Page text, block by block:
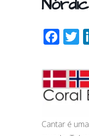
F
e
b
o
T
Cantar é